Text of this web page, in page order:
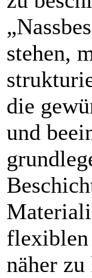
stehen,
die
und
näher